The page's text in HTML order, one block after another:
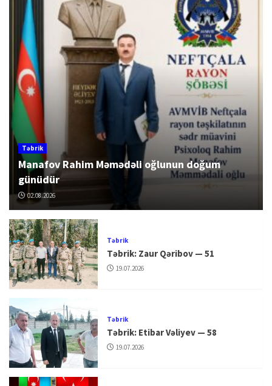
Təbrik
Manafov Rahim Məmədəli oğlunun doğum
günüdür
02.08.2026
Təbrik
Təbrik: Zaur Qəribov — 51
19.07.2026
Təbrik
Təbrik: Etibar Vəliyev — 58
19.07.2026